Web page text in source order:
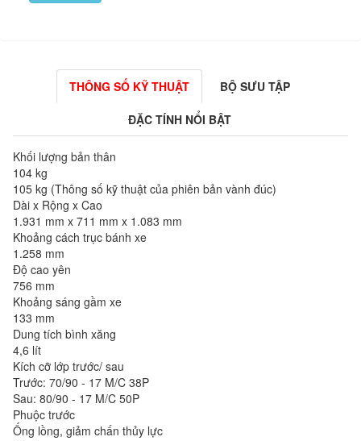
THÔNG SỐ KỸ THUẬT BỘ SƯU TẬP
ĐẶC TÍNH NỔI BẬT
Khối lượng bản thân
104 kg
105 kg (Thông số kỹ thuật của phiên bản vành đúc)
Dài x Rộng x Cao
1.931 mm x 711 mm x 1.083 mm
Khoảng cách trục bánh xe
1.258 mm
Độ cao yên
756 mm
Khoảng sáng gầm xe
133 mm
Dung tích bình xăng
4,6 lít
Kích cỡ lớp trước/ sau
Trước: 70/90 - 17 M/C 38P
Sau: 80/90 - 17 M/C 50P
Phuộc trước
Ống lồng, giảm chấn thủy lực